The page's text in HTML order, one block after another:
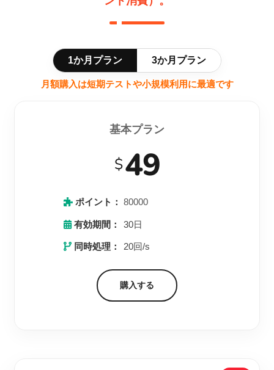
1か月プラン 3か月プラン
月額購入は短期テストや小規模利用に最適です
基本プラン
$49
ポイント： 80000
有効期間： 30日
同時処理： 20回/s
購入する